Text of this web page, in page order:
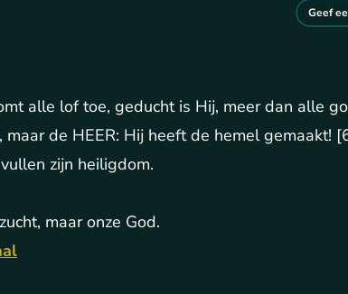
Geef
alle lof toe, geducht is Hij, meer dan alle
de HEER: Hij heeft de hemel gemaakt!
zijn heiligdom.
maar onze God.